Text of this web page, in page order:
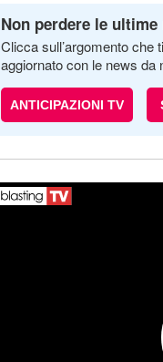
Non perdere le ultime
Clicca sull’argomento che
aggiornato con le news da
ANTICIPAZIONI TV